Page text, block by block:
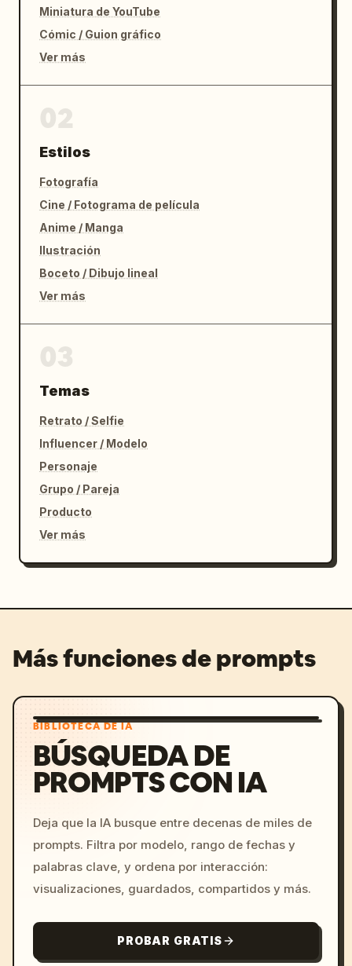
Miniatura de YouTube
Cómic / Guion gráfico
Ver más
Estilos
Fotografía
Cine / Fotograma de película
Anime / Manga
Ilustración
Boceto / Dibujo lineal
Ver más
Temas
Retrato / Selfie
Influencer / Modelo
Personaje
Grupo / Pareja
Producto
Ver más
Más funciones de prompts
BIBLIOTECA DE IA
BÚSQUEDA DE
PROMPTS CON IA
Deja que la IA busque entre decenas de miles de
prompts. Filtra por modelo, rango de fechas y
palabras clave, y ordena por interacción:
visualizaciones, guardados, compartidos y más.
PROBAR GRATIS